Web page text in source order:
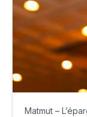
Matmut –